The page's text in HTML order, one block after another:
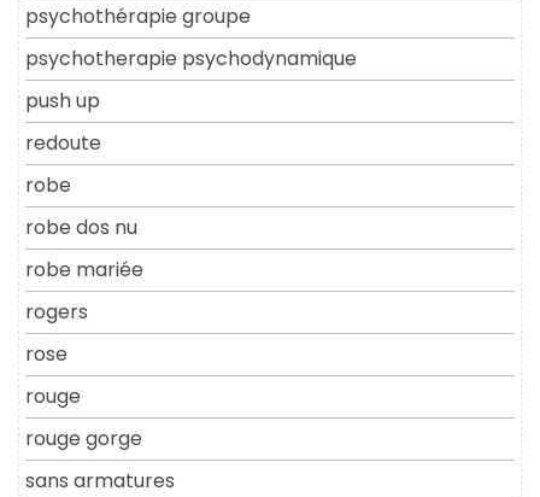
psychothérapie groupe
psychotherapie psychodynamique
push up
redoute
robe
robe dos nu
robe mariée
rogers
rose
rouge
rouge gorge
sans armatures